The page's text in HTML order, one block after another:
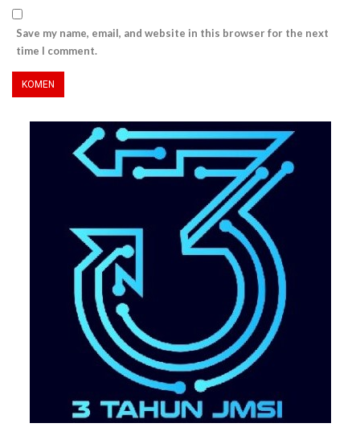
Save my name, email, and website in this browser for the next
time I comment.